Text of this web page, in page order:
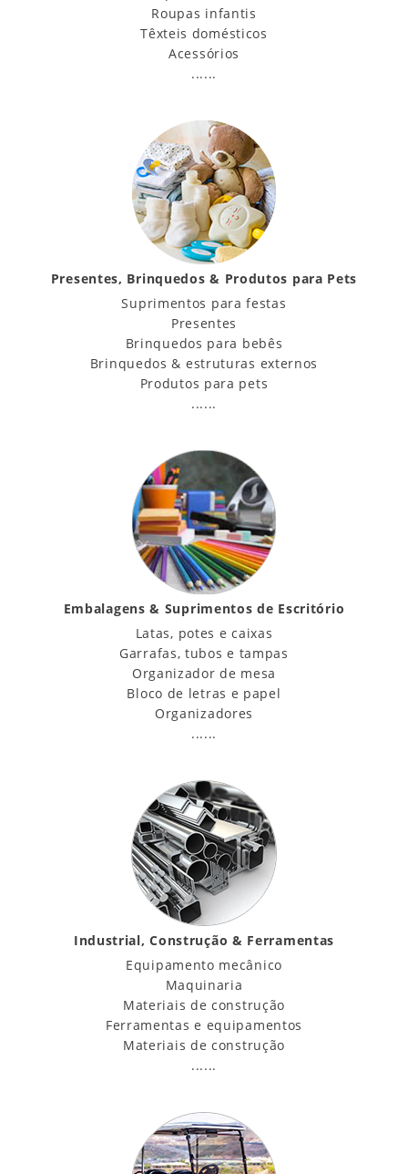
Roupas infantis
Têxteis domésticos
Acessórios
......
Presentes, Brinquedos & Produtos para Pets
Suprimentos para festas
Presentes
Brinquedos para bebês
Brinquedos & estruturas externos
Produtos para pets
......
Embalagens & Suprimentos de Escritório
Latas, potes e caixas
Garrafas, tubos e tampas
Organizador de mesa
Bloco de letras e papel
Organizadores
......
Industrial, Construção & Ferramentas
Equipamento mecânico
Maquinaria
Materiais de construção
Ferramentas e equipamentos
Materiais de construção
......